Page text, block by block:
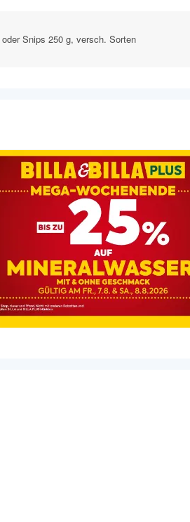
oder Snips 250 g, versch. Sorten